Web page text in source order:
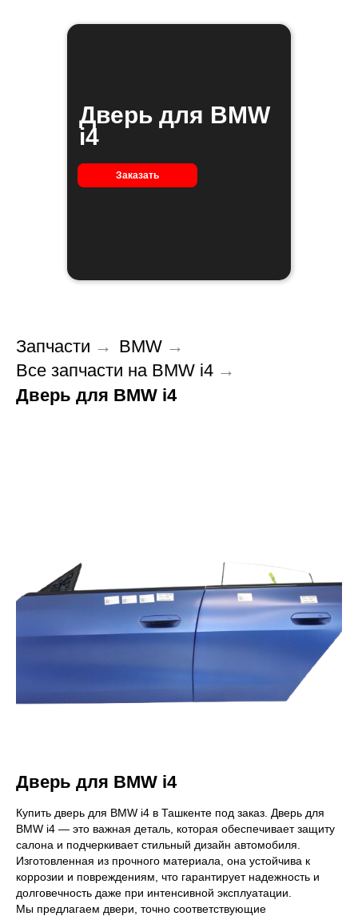
Дверь для BMW
i4
Заказать
Запчасти → BMW →
Все запчасти на BMW i4 →
Дверь для BMW i4
Дверь для BMW i4
Купить дверь для BMW i4 в Ташкенте под заказ. Дверь для
BMW i4 — это важная деталь, которая обеспечивает защиту
салона и подчеркивает стильный дизайн автомобиля.
Изготовленная из прочного материала, она устойчива к
коррозии и повреждениям, что гарантирует надежность и
долговечность даже при интенсивной эксплуатации.
Мы предлагаем двери, точно соответствующие